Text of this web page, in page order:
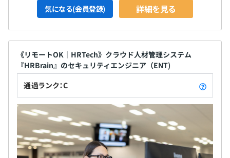
気になる(会員登録) 詳細を見る
《リモートOK｜HRTech》クラウド人材管理システム
『HRBrain』のセキュリティエンジニア（ENT)
通過ランク：C